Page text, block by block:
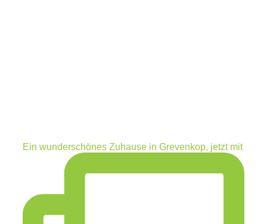
Ein wunderschönes Zuhause in Grevenkop, jetzt mit